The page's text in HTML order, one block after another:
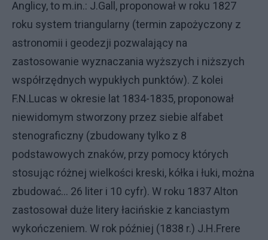
Anglicy, to m.in.: J.Gall, proponował w roku 1827
roku system triangularny (termin zapożyczony z
astronomii i geodezji pozwalający na
zastosowanie wyznaczania wyższych i niższych
współrzędnych wypukłych punktów). Z kolei
F.N.Lucas w okresie lat 1834-1835, proponował
niewidomym stworzony przez siebie alfabet
stenograficzny (zbudowany tylko z 8
podstawowych znaków, przy pomocy których
stosując różnej wielkości kreski, kółka i łuki, można
zbudować… 26 liter i 10 cyfr). W roku 1837 Alton
zastosował duże litery łacińskie z kanciastym
wykończeniem. W rok później (1838 r.) J.H.Frere